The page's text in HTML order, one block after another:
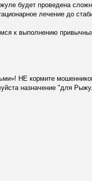
будет проведена
лечение до
к выполнению
НЕ кормите
назначение "для